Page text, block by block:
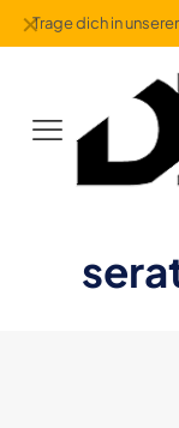
Trage dich in
✕